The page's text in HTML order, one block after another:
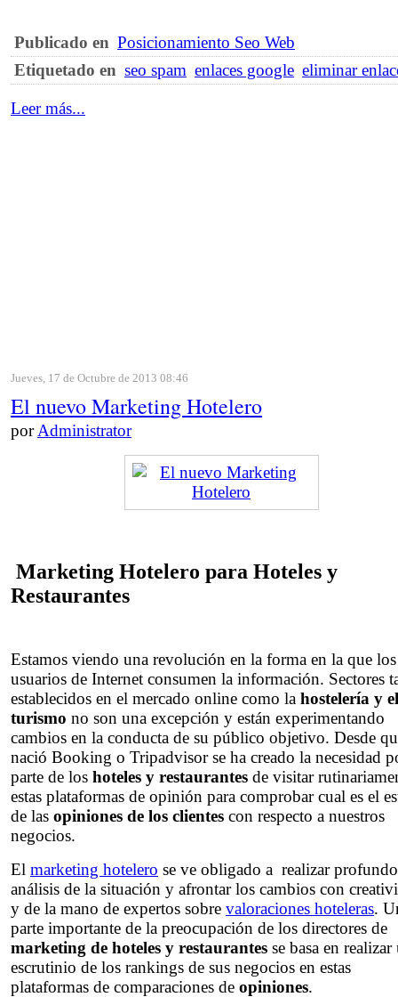
Publicado en Posicionamiento Seo Web
Etiquetado en seo spam enlaces google eliminar
Leer más...
Jueves, 17 de Octubre de 2013 08:46
El nuevo Marketing Hotelero
porAdministrator
Marketing Hotelero para Hoteles y
Restaurantes
Estamos viendo una revolución en la forma en la que los
usuarios de Internet consumen la información. Sectores
establecidos en el mercado online como la hostelería y el
turismo no son una excepción y están experimentando
cambios en la conducta de su público objetivo. Desde
nació Booking o Tripadvisor se ha creado la necesidad
parte de los hoteles y restaurantes de visitar
estas plataformas de opinión para comprobar cual es el
de las opiniones de los clientes con respecto a nuestros
negocios.
El marketing hotelero se ve obligado a realizar
análisis de la situación y afrontar los cambios con
y de la mano de expertos sobre valoraciones hoteleras.
parte importante de la preocupación de los directores de
marketing de hoteles y restaurantes se basa en realizar
escrutinio de los rankings de sus negocios en estas
plataformas de comparaciones de opiniones.